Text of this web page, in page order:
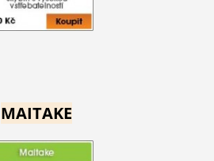
MAITAKE